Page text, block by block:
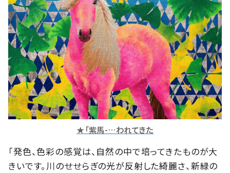
★「紫馬-…われてきた
「発色、色彩の感覚は、自然の中で培ってきたものが大
きいです。川のせせらぎの光が反射した綺麗さ、新緑の